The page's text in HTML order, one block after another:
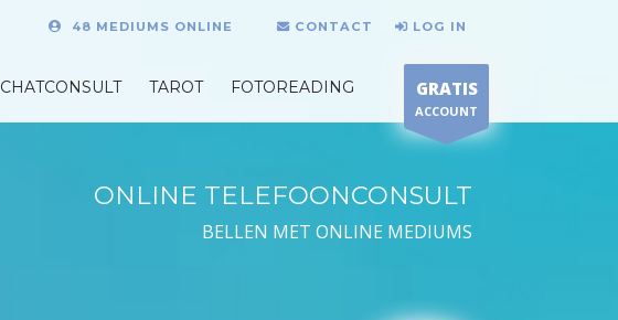
48 MEDIUMS ONLINE CONTACT LOG IN
CHATCONSULT TAROT FOTOREADING GRATIS
ACCOUNT
ONLINE TELEFOONCONSULT
BELLEN MET ONLINE MEDIUMS